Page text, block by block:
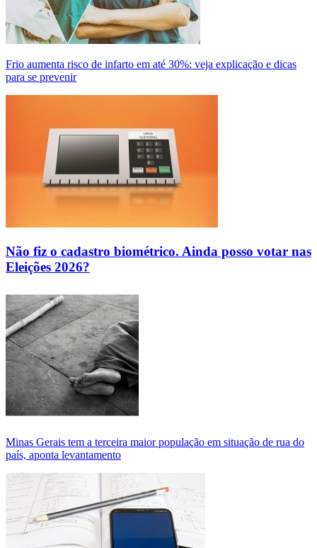
Frio aumenta risco de infarto em até 30%: veja explicação e dicas
para se prevenir
Não fiz o cadastro biométrico. Ainda posso votar nas
Eleições 2026?
Minas Gerais tem a terceira maior população em situação de rua do
país, aponta levantamento